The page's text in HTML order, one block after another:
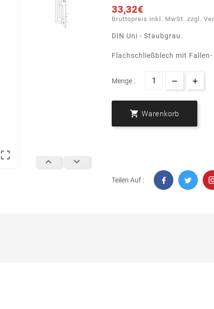

 
33,32€
Bruttopreis inkl. MwSt. zzgl.
DIN Uni - Staubgrau.
Flachschließblech mit
Menge :
 Warenkorb
Teilen Auf :